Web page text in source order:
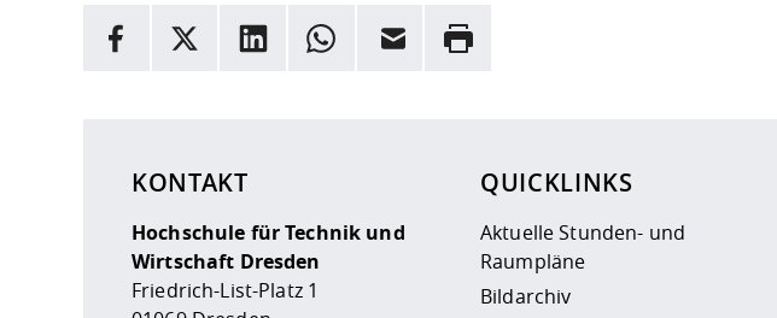
INFORMATION
Facebook
X LinkedInWhatsappE-Mail Drucken
KONTAKT
Hochschule für Technik und
Wirtschaft Dresden
Friedrich-List-Platz 1
QUICKLINKS
Aktuelle Stunden- und
Raumpläne
Bildarchiv